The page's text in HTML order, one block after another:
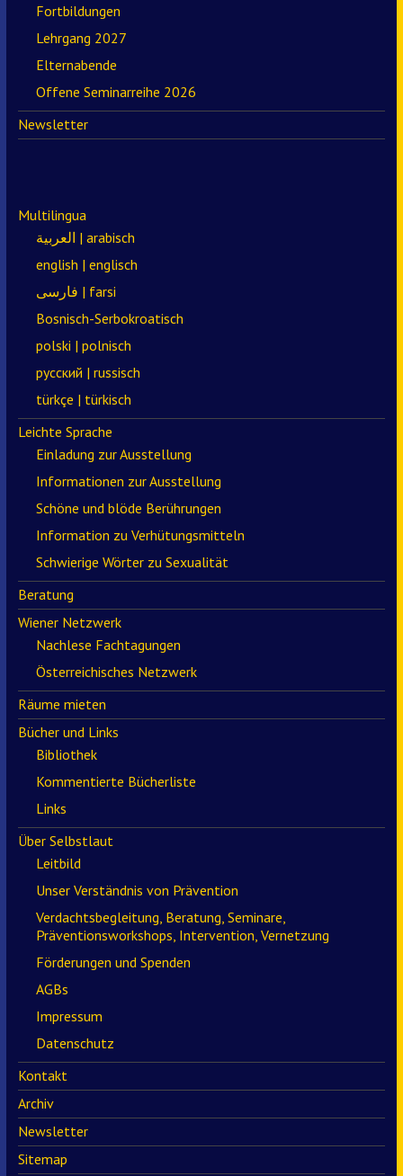
Fortbildungen
Lehrgang 2027
Elternabende
Offene Seminarreihe 2026
Newsletter
Multilingua
العربية | arabisch
english | englisch
فارسی | farsi
Bosnisch-Serbokroatisch
polski | polnisch
русский | russisch
türkçe | türkisch
Leichte Sprache
Einladung zur Ausstellung
Informationen zur Ausstellung
Schöne und blöde Berührungen
Information zu Verhütungsmitteln
Schwierige Wörter zu Sexualität
Beratung
Wiener Netzwerk
Nachlese Fachtagungen
Österreichisches Netzwerk
Räume mieten
Bücher und Links
Bibliothek
Kommentierte Bücherliste
Links
Über Selbstlaut
Leitbild
Unser Verständnis von Prävention
Verdachtsbegleitung, Beratung, Seminare,
Präventionsworkshops, Intervention, Vernetzung
Förderungen und Spenden
AGBs
Impressum
Datenschutz
Kontakt
Archiv
Newsletter
Sitemap